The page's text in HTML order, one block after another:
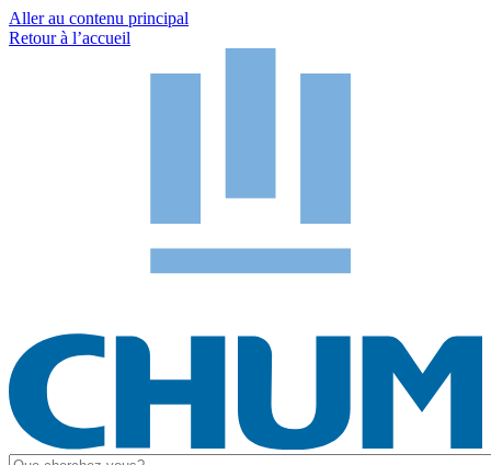
Aller au contenu principal
Retour à l’accueil